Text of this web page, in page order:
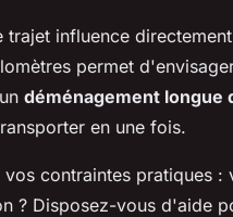
trajet influence
permet
déménagement longue
en une fois.
vos contraintes pratiques
? Disposez-vous d'aide